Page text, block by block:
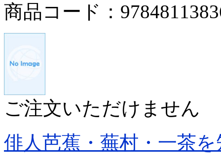
商品コード：
ご注文いただけません
俳人芭蕉・蕪村・一茶